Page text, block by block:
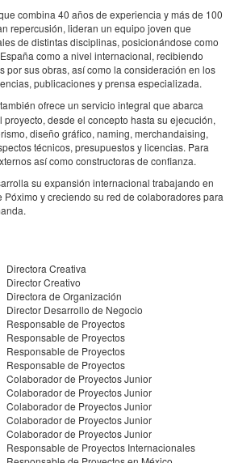
combina 40 años de experiencia y más de 100
repercusión, lideran un equipo joven que
de distintas disciplinas, posicionándose como
como a nivel internacional, recibiendo
por sus obras, así como la consideración en los
publicaciones y prensa especializada.
ofrece un servicio integral que abarca
desde el concepto hasta su ejecución,
diseño gráfico, naming, merchandaising,
técnicos, presupuestos y licencias. Para
así como constructoras de confianza.
su expansión internacional trabajando en
y creciendo su red de colaboradores para
Directora Creativa
Director Creativo
Directora de Organización
Director Desarrollo de Negocio
Responsable de Proyectos
Responsable de Proyectos
Responsable de Proyectos
Responsable de Proyectos
Colaborador de Proyectos Junior
Colaborador de Proyectos Junior
Colaborador de Proyectos Junior
Colaborador de Proyectos Junior
Colaborador de Proyectos Junior
Responsable de Proyectos Internacionales